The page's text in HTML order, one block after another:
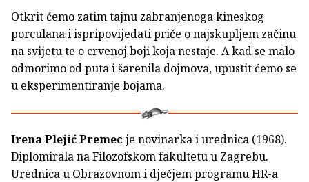
Otkrit ćemo zatim tajnu zabranjenoga kineskog
porculana i ispripovijedati priče o najskupljem začinu
na svijetu te o crvenoj boji koja nestaje. A kad se malo
odmorimo od puta i šarenila dojmova, upustit ćemo se
u eksperimentiranje bojama.
Irena Plejić Premec je novinarka i urednica (1968).
Diplomirala na Filozofskom fakultetu u Zagrebu.
Urednica u Obrazovnom i dječjem programu HR-a